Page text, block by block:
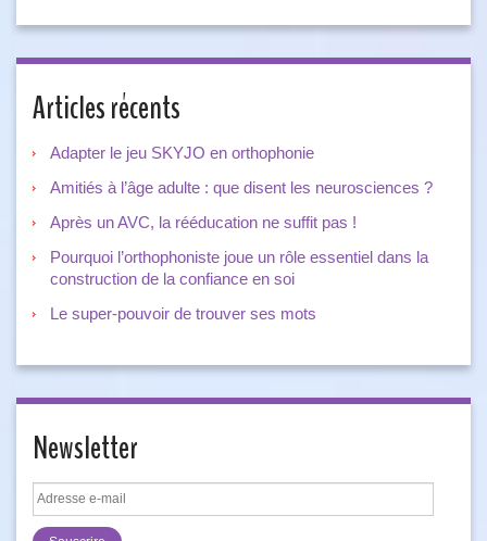
Articles récents
Adapter le jeu SKYJO en orthophonie
Amitiés à l’âge adulte : que disent les neurosciences ?
Après un AVC, la rééducation ne suffit pas !
Pourquoi l’orthophoniste joue un rôle essentiel dans la
construction de la confiance en soi
Le super-pouvoir de trouver ses mots
Newsletter
Adresse
e-
mail